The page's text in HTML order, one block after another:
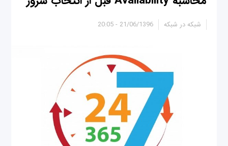
21/06/1396 - 20:05 شبکه در شبکه